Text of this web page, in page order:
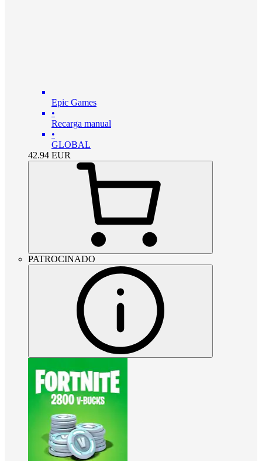
Epic Games
•
Recarga manual
•
GLOBAL
42.94 EUR
PATROCINADO